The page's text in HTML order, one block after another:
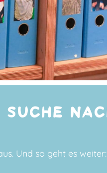
Und so geht es weiter: